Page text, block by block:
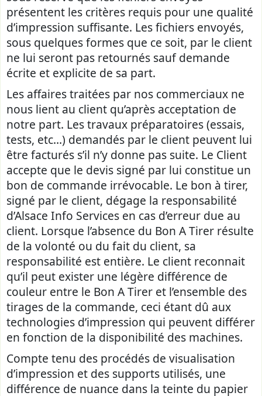
présentent les critères requis pour une qualité
d’impression suffisante. Les fichiers envoyés,
sous quelques formes que ce soit, par le client
ne lui seront pas retournés sauf demande
écrite et explicite de sa part.
Les affaires traitées par nos commerciaux ne
nous lient au client qu’après acceptation de
notre part. Les travaux préparatoires (essais,
tests, etc…) demandés par le client peuvent lui
être facturés s’il n’y donne pas suite. Le Client
accepte que le devis signé par lui constitue un
bon de commande irrévocable. Le bon à tirer,
signé par le client, dégage la responsabilité
d’Alsace Info Services en cas d’erreur due au
client. Lorsque l’absence du Bon A Tirer résulte
de la volonté ou du fait du client, sa
responsabilité est entière. Le client reconnait
qu’il peut exister une légère différence de
couleur entre le Bon A Tirer et l’ensemble des
tirages de la commande, ceci étant dû aux
technologies d’impression qui peuvent différer
en fonction de la disponibilité des machines.
Compte tenu des procédés de visualisation
d’impression et des supports utilisés, une
différence de nuance dans la teinte du papier